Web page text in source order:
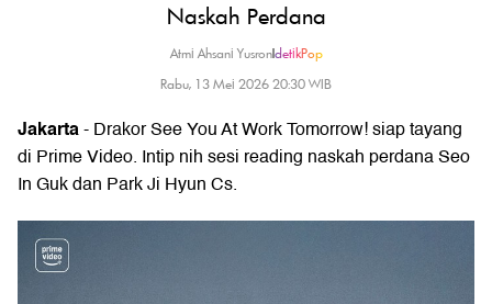
Naskah Perdana
Atmi Ahsani Yusron|detikPop
Rabu, 13 Mei 2026 20:30 WIB
Jakarta- Drakor See You At Work Tomorrow! siap tayang
di Prime Video. Intip nih sesi reading naskah perdana Seo
In Guk dan Park Ji Hyun Cs.